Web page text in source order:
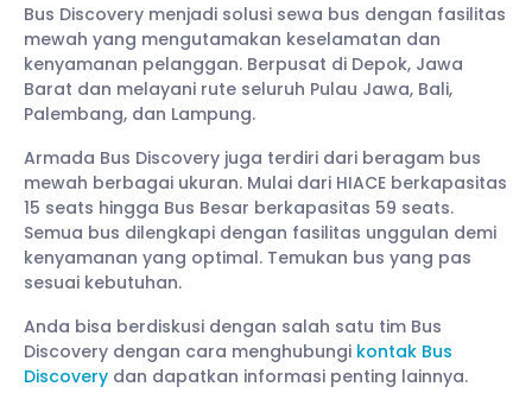
Bus Discovery menjadi solusi sewa bus dengan fasilitas
mewah yang mengutamakan keselamatan dan
kenyamanan pelanggan. Berpusat di Depok, Jawa
Barat dan melayani rute seluruh Pulau Jawa, Bali,
Palembang, dan Lampung.
Armada Bus Discovery juga terdiri dari beragam bus
mewah berbagai ukuran. Mulai dari HIACE berkapasitas
15 seats hingga Bus Besar berkapasitas 59 seats.
Semua bus dilengkapi dengan fasilitas unggulan demi
kenyamanan yang optimal. Temukan bus yang pas
sesuai kebutuhan.
Anda bisa berdiskusi dengan salah satu tim Bus
Discovery dengan cara menghubungi kontak Bus
Discovery dan dapatkan informasi penting lainnya.